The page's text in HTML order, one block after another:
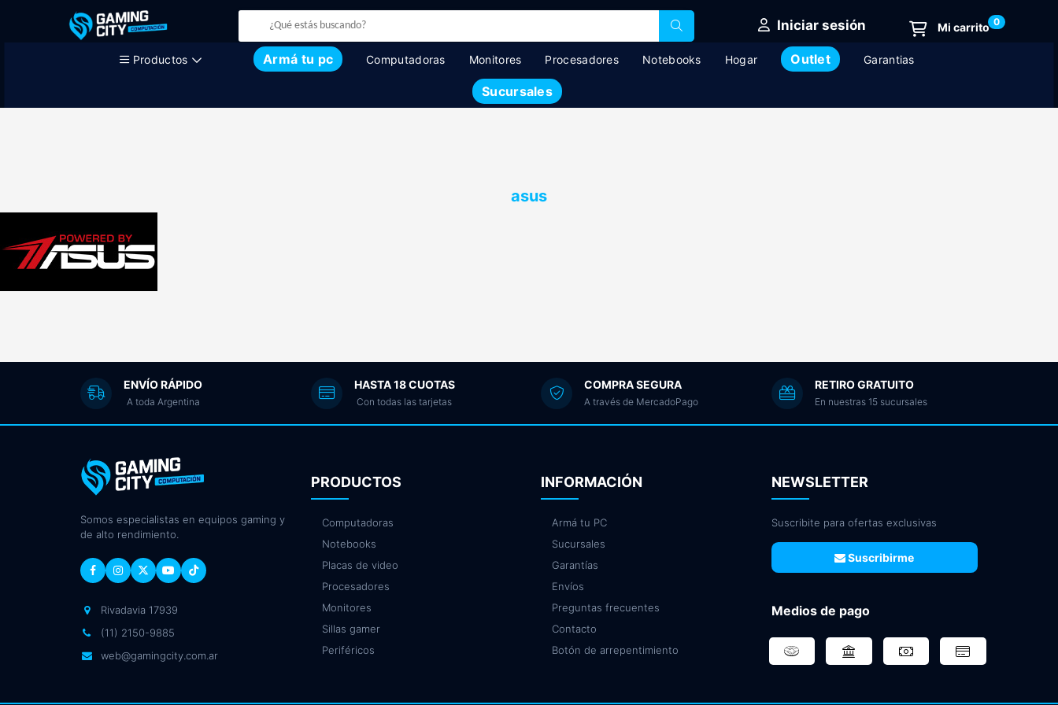
Iniciar sesión 0
Productos Armá tu pc Computadoras Monitores Procesadores Notebooks Hogar Outlet Garantias
Sucursales
asus
ENVÍO RÁPIDO
A toda Argentina
HASTA 18 CUOTAS
Con todas las tarjetas
COMPRA SEGURA
A través de MercadoPago
RETIRO GRATUITO
En nuestras 15 sucursales
Somos especialistas en equipos gaming y
de alto rendimiento.
Rivadavia 17939
(11) 2150-9885
web@gamingcity.com.ar
PRODUCTOS
Computadoras
Notebooks
Placas de video
Procesadores
Monitores
Sillas gamer
Periféricos
INFORMACIÓN
Armá tu PC
Sucursales
Garantías
Envíos
Preguntas frecuentes
Contacto
Botón de arrepentimiento
NEWSLETTER
Suscribite para ofertas exclusivas
Suscribirme
Medios de pago